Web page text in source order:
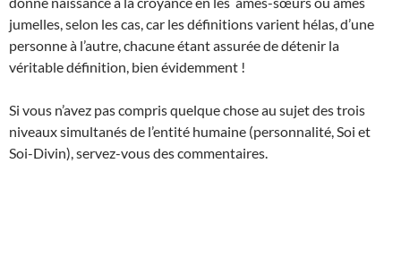
jumelles, selon les cas, car les définitions varient hélas, d’une
personne à l’autre, chacune étant assurée de détenir la
véritable définition, bien évidemment !
Si vous n’avez pas compris quelque chose au sujet des trois
niveaux simultanés de l’entité humaine (personnalité, Soi et
Soi-Divin), servez-vous des commentaires.